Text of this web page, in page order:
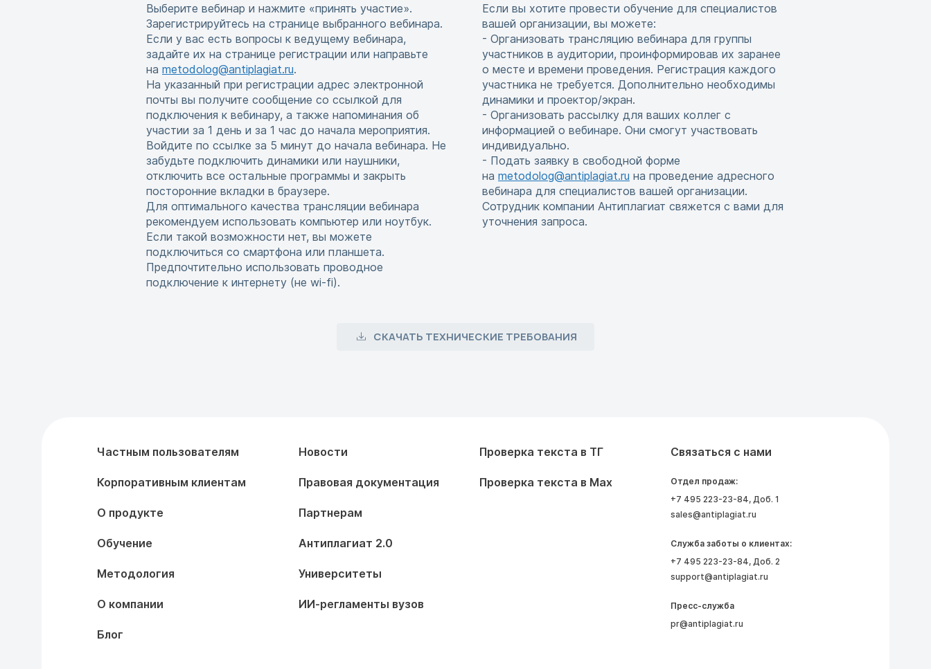
Выберите вебинар и нажмите «принять участие».
Зарегистрируйтесь на странице выбранного вебинара.
Если у вас есть вопросы к ведущему вебинара,
задайте их на странице регистрации или направьте
на metodolog@antiplagiat.ru.
На указанный при регистрации адрес электронной
почты вы получите сообщение со ссылкой для
подключения к вебинару, а также напоминания об
участии за 1 день и за 1 час до начала мероприятия.
Войдите по ссылке за 5 минут до начала вебинара. Не
забудьте подключить динамики или наушники,
отключить все остальные программы и закрыть
посторонние вкладки в браузере.
Для оптимального качества трансляции вебинара
рекомендуем использовать компьютер или ноутбук.
Если такой возможности нет, вы можете
подключиться со смартфона или планшета.
Предпочтительно использовать проводное
подключение к интернету (не wi-fi).
Если вы хотите провести обучение для специалистов
вашей организации, вы можете:
- Организовать трансляцию вебинара для группы
участников в аудитории, проинформировав их заранее
о месте и времени проведения. Регистрация каждого
участника не требуется. Дополнительно необходимы
динамики и проектор/экран.
- Организовать рассылку для ваших коллег с
информацией о вебинаре. Они смогут участвовать
индивидуально.
- Подать заявку в свободной форме
на metodolog@antiplagiat.ru на проведение адресного
вебинара для специалистов вашей организации.
Сотрудник компании Антиплагиат свяжется с вами для
уточнения запроса.
СКАЧАТЬ ТЕХНИЧЕСКИЕ ТРЕБОВАНИЯ
Частным пользователям
Корпоративным клиентам
О продукте
Обучение
Методология
О компании
Блог
Новости
Правовая документация
Партнерам
Антиплагиат 2.0
Университеты
ИИ-регламенты вузов
Проверка текста в ТГ
Проверка текста в Max
Связаться с нами
Отдел продаж:
+7 495 223-23-84, Доб. 1
sales@antiplagiat.ru
Служба заботы о клиентах:
+7 495 223-23-84, Доб. 2
support@antiplagiat.ru
Пресс-служба
pr@antiplagiat.ru